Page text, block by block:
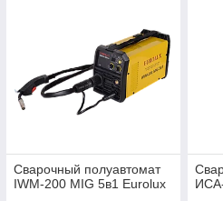
Сварочный полуавтомат
IWM-200 MIG 5в1 Eurolux